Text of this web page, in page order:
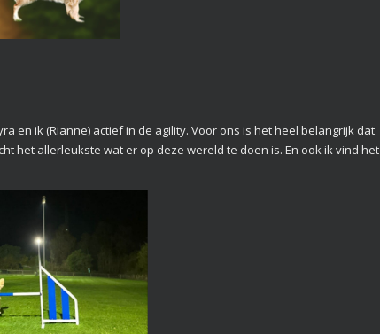
en ik (Rianne) actief in de agility. Voor ons is het heel belangrijk dat
het allerleukste wat er op deze wereld te doen is. En ook ik vind het